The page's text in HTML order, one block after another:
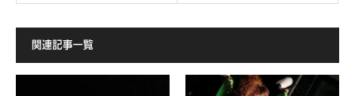
関連記事一覧